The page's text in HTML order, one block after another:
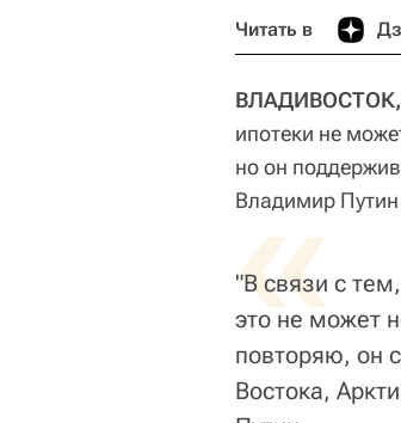
Читать в
ВЛАДИВОСТОК,
ипотеки не
но он
Владимир
«
"В связи с
это не может
повторяю, он
Востока,